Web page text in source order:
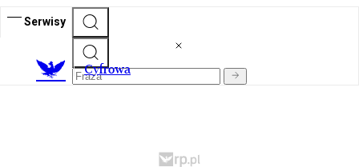
Serwisy
Cyfrowa